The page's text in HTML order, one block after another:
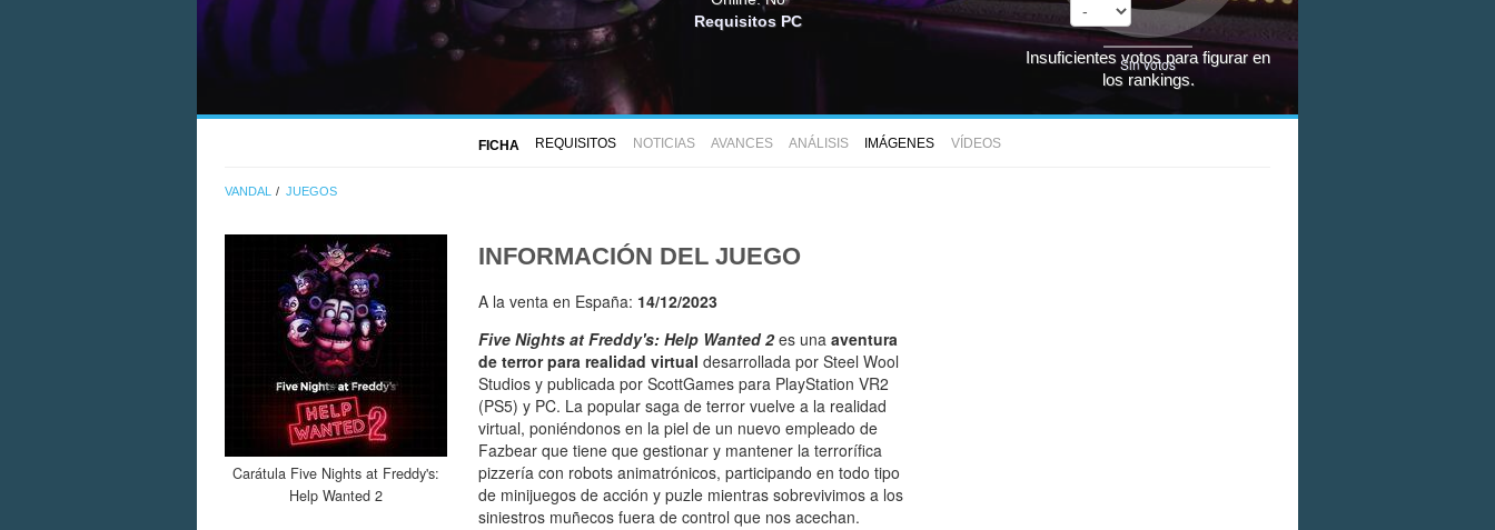
Requisitos PC
Sin votos
Insuficientes votos para figurar en
los rankings.
FICHA REQUISITOS NOTICIAS AVANCES ANÁLISIS IMÁGENES VÍDEOS
VANDAL JUEGOS
Carátula Five Nights at Freddy's:
Help Wanted 2
INFORMACIÓN DEL JUEGO
A la venta en España: 14/12/2023
Five Nights at Freddy's: Help Wanted 2es una aventura
de terror para realidad virtual desarrollada por Steel Wool
Studios y publicada por ScottGames para PlayStation VR2
(PS5) y PC. La popular saga de terror vuelve a la realidad
virtual, poniéndonos en la piel de un nuevo empleado de
Fazbear que tiene que gestionar y mantener la terrorífica
pizzería con robots animatrónicos, participando en todo tipo
de minijuegos de acción y puzle mientras sobrevivimos a los
siniestros muñecos fuera de control que nos acechan.